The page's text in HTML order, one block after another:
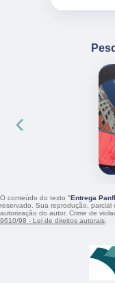
‹
O conteúdo do texto "Entrega
reservado. Sua reprodução, parcial
autorização do autor. Crime de
9610/98 - Lei de direitos autorais